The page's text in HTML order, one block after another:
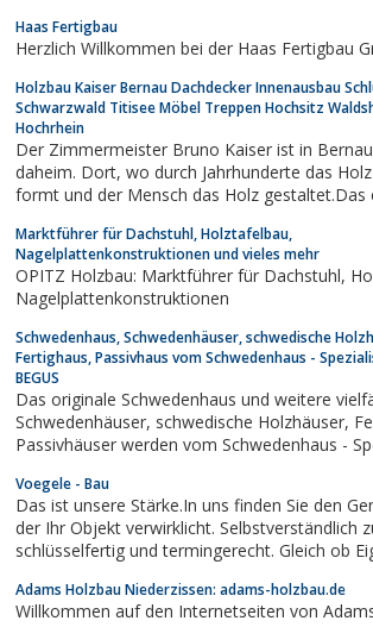
Haas Fertigbau
Herzlich Willkommen bei der Haas Fertigbau
Holzbau Kaiser Bernau Dachdecker Innenausbau
Schwarzwald Titisee Möbel Treppen Hochsitz
Hochrhein
Der Zimmermeister Bruno Kaiser ist in
daheim. Dort, wo durch Jahrhunderte das Holz die Menschen
formt und der Mensch das Holz gestaltet.Das
Gesprächen wird auf die Kundenwünsche
Vorschläge werden unterbreitet. Dann...
Marktführer für Dachstuhl, Holztafelbau,
Nagelplattenkonstruktionen und vieles mehr
OPITZ Holzbau: Marktführer für Dachstuhl, Holztafelbau,
Nagelplattenkonstruktionen
Schwedenhaus, Schwedenhäuser, schwedische
Fertighaus, Passivhaus vom Schwedenhaus -
BEGUS
Das originale Schwedenhaus und weitere
Schwedenhäuser, schwedische Holzhäuser, Fertighäuser,
Passivhäuser werden vom Schwedenhaus -
- Schwedenhaus produziert seit den frühen
individuelle Holzhäuser und liefert seine...
Voegele - Bau
Das ist unsere Stärke.In uns finden Sie den
der Ihr Objekt verwirklicht. Selbstverständlich
schlüsselfertig und termingerecht. Gleich ob
Gewerbe- oder Industriebetrieb, wir nehmen Ihnen die
Baurisiken, die zeitraubenden...
Adams Holzbau Niederzissen: adams-holzbau.de
Willkommen auf den Internetseiten von